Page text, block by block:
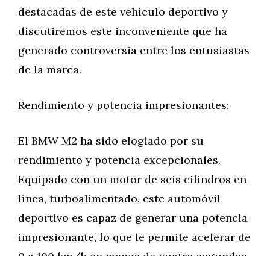
destacadas de este vehículo deportivo y
discutiremos este inconveniente que ha
generado controversia entre los entusiastas
de la marca.
Rendimiento y potencia impresionantes:
El BMW M2 ha sido elogiado por su
rendimiento y potencia excepcionales.
Equipado con un motor de seis cilindros en
línea, turboalimentado, este automóvil
deportivo es capaz de generar una potencia
impresionante, lo que le permite acelerar de